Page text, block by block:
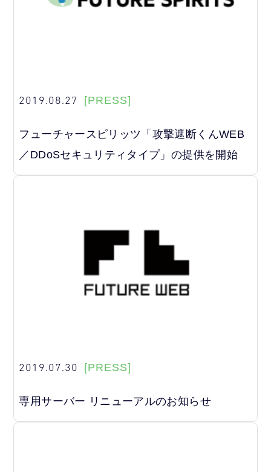
2019.08.27 [PRESS]
フューチャースピリッツ「攻撃遮断くんWEB
／DDoSセキュリティタイプ」の提供を開始
2019.07.30 [PRESS]
専用サーバー リニューアルのお知らせ